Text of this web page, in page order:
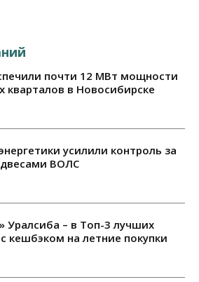
почти 12 МВт мощности
кварталов в Новосибирске
усилили контроль за
ВОЛС
Уралсиба – в Топ-3 лучших
кешбэком на летние покупки